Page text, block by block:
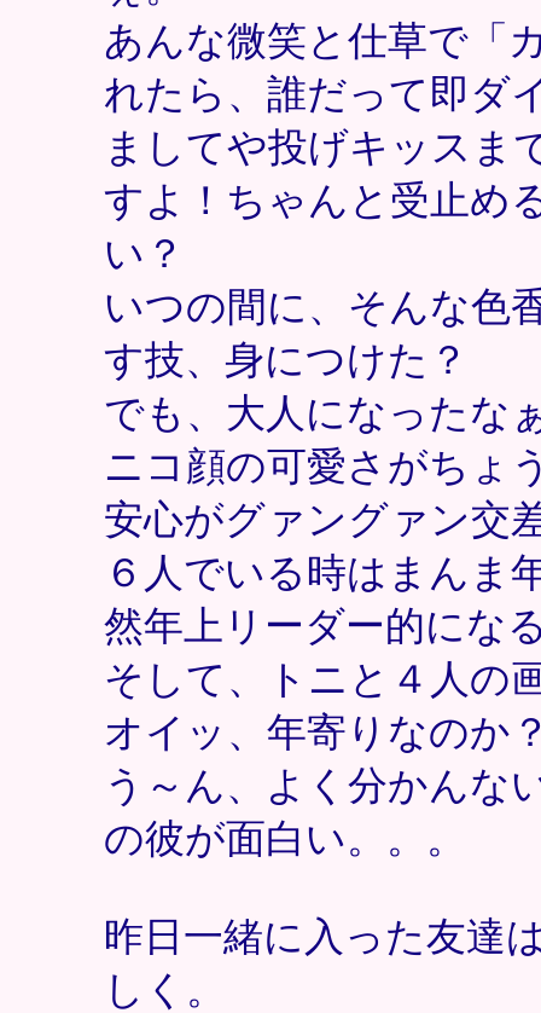
あんな微笑と仕草で「
れたら、誰だって即ダ
ましてや投げキッスま
すよ！ちゃんと受止め
い？
いつの間に、そんな色
す技、身につけた？
でも、大人になったな
ニコ顔の可愛さがちょ
安心がグァングァン交
６人でいる時はまんま
然年上リーダー的にな
そして、トニと４人の
オイッ、年寄りなのか
う～ん、よく分かんな
の彼が面白い。。。
昨日一緒に入った友達
しく。